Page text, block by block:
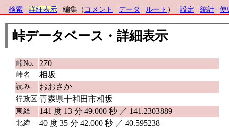
検索 詳細表示 | 編集（ コメント データ ルート ） | 設定 統計 使
峠データベース・詳細表示
峠No. 270
峠名 相坂
読み おおさか
行政区 青森県十和田市相坂
東経 141 度 13 分 49.000 秒 ／ 141.2303889
北緯 40 度 35 分 42.000 秒 ／ 40.595238